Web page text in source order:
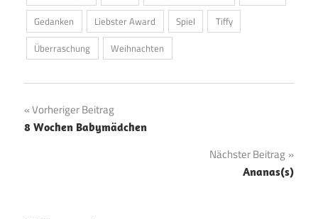
Gedanken
Liebster Award Spiel
Tiffy
Überraschung
Weihnachten
Beitragsnavigation
Vorheriger Beitrag
8 Wochen Babymädchen
Nächster Beitrag
Ananas(s)